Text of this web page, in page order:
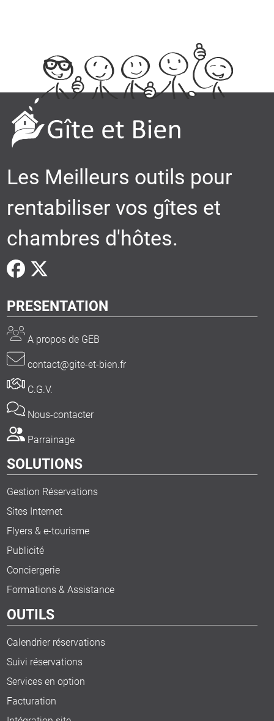
Les Meilleurs outils pour
rentabiliser vos gîtes et
chambres d'hôtes.
PRESENTATION
A propos de GEB
contact@gite-et-bien.fr
C.G.V.
Nous-contacter
Parrainage
SOLUTIONS
Gestion Réservations
Sites Internet
Flyers & e-tourisme
Publicité
Conciergerie
Formations & Assistance
OUTILS
Calendrier réservations
Suivi réservations
Services en option
Facturation